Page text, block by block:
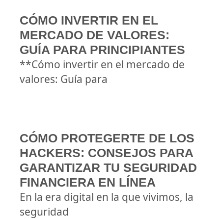
CÓMO INVERTIR EN EL
MERCADO DE VALORES:
GUÍA PARA PRINCIPIANTES
**Cómo invertir en el mercado de
valores: Guía para
CÓMO PROTEGERTE DE LOS
HACKERS: CONSEJOS PARA
GARANTIZAR TU SEGURIDAD
FINANCIERA EN LÍNEA
En la era digital en la que vivimos, la
seguridad